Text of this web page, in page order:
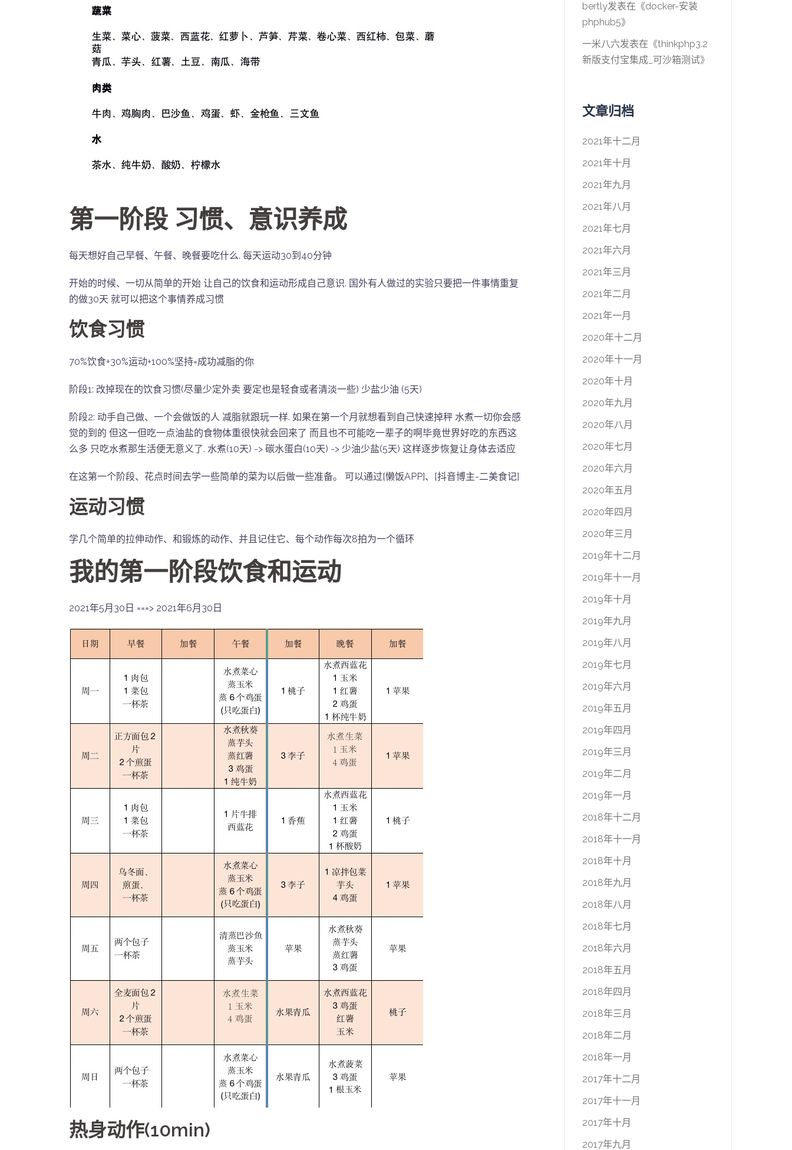
第一阶段 习惯、意识养成
每天想好自己早餐、午餐、晚餐要吃什么. 每天运动30到40分钟
开始的时候、一切从简单的开始 让自己的饮食和运动形成自己意识. 国外有人做过的实验只要把一件事情重复
的做30天 就可以把这个事情养成习惯
饮食习惯
70%饮食+30%运动+100%坚持=成功减脂的你
阶段1: 改掉现在的饮食习惯(尽量少定外卖 要定也是轻食或者清淡一些) 少盐少油 (5天)
阶段2: 动手自己做、一个会做饭的人 减脂就跟玩一样. 如果在第一个月就想看到自己快速掉秤 水煮一切你会感
觉的到的 但这一但吃一点油盐的食物体重很快就会回来了 而且也不可能吃一辈子的啊毕竟世界好吃的东西这
么多 只吃水煮那生活便无意义了. 水煮(10天) -> 碳水蛋白(10天) -> 少油少盐(5天) 这样逐步恢复让身体去适应
在这第一个阶段、花点时间去学一些简单的菜为以后做一些准备。 可以通过[懒饭APP]、[抖音博主-二美食记]
运动习惯
学几个简单的拉伸动作、和锻炼的动作、并且记住它、每个动作每次8拍为一个循环
我的第一阶段饮食和运动
2021年5月30日 ===> 2021年6月30日
热身动作(10min)
bertly发表在《docker-安装
phphub5》
一米八六发表在《thinkphp3.2
新版支付宝集成_可沙箱测试》
文章归档
2021年十二月
2021年十月
2021年九月
2021年八月
2021年七月
2021年六月
2021年三月
2021年二月
2021年一月
2020年十二月
2020年十一月
2020年十月
2020年九月
2020年八月
2020年七月
2020年六月
2020年五月
2020年四月
2020年三月
2019年十二月
2019年十一月
2019年十月
2019年九月
2019年八月
2019年七月
2019年六月
2019年五月
2019年四月
2019年三月
2019年二月
2019年一月
2018年十二月
2018年十一月
2018年十月
2018年九月
2018年八月
2018年七月
2018年六月
2018年五月
2018年四月
2018年三月
2018年二月
2018年一月
2017年十二月
2017年十一月
2017年十月
2017年九月